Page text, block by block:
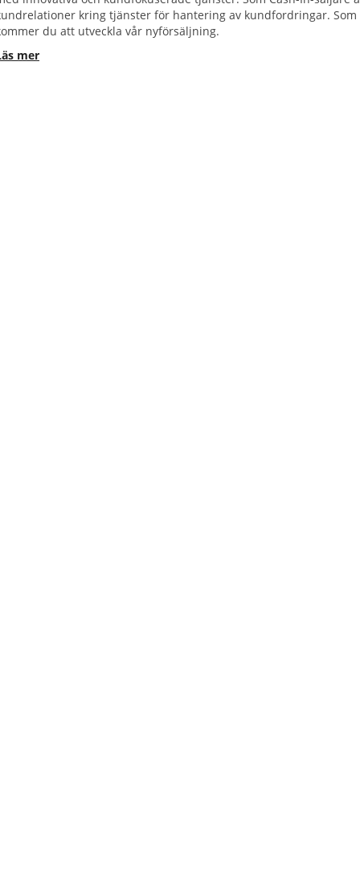
kring tjänster för hantering av kundfordringar. Som
du att utveckla vår nyförsäljning.
mer